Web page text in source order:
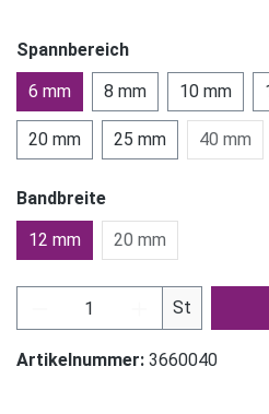
Spannbereich
6 mm
8 mm 10 mm
20 mm 25 mm 40 mm
Bandbreite
12 mm
20 mm
Produkt Anzahl: Gib
St
Artikelnummer: 3660040